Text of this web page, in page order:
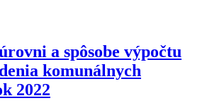
a spôsobe výpočtu
komunálnych
2022